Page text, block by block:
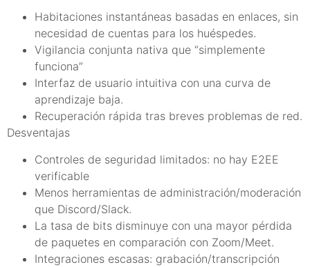
Habitaciones instantáneas basadas en enlaces, sin
necesidad de cuentas para los huéspedes.
Vigilancia conjunta nativa que “simplemente
funciona”
Interfaz de usuario intuitiva con una curva de
aprendizaje baja.
Recuperación rápida tras breves problemas de red.
Desventajas
Controles de seguridad limitados: no hay E2EE
verificable
Menos herramientas de administración/moderación
que Discord/Slack.
La tasa de bits disminuye con una mayor pérdida
de paquetes en comparación con Zoom/Meet.
Integraciones escasas: grabación/transcripción